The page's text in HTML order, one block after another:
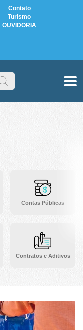
Contato
Turismo
OUVIDORIA
Contas Públicas
Contratos e Aditivos